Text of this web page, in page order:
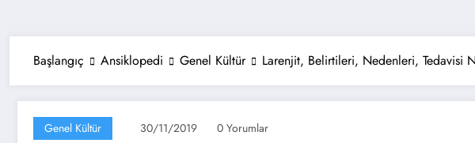
Başlangıç Ansiklopedi Genel Kültür Larenjit, Belirtileri, Nedenleri, Tedavisi
Genel Kültür 30/11/2019 0 Yorumlar